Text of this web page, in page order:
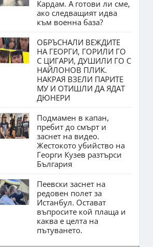
Кардам. А готови ли сме,
ако следващият идва
към военна база?
ОБРЪСНАЛИ ВЕЖДИТЕ
НА ГЕОРГИ, ГОРИЛИ ГО
С ЦИГАРИ, ДУШИЛИ ГО С
НАЙЛОНОВ ПЛИК.
НАКРАЯ ВЗЕЛИ ПАРИТЕ
МУ И ОТИШЛИ ДА ЯДАТ
ДЮНЕРИ
Подмамен в капан,
пребит до смърт и
заснет на видео.
Жестокото убийство на
Георги Кузев разтърси
България
Пеевски заснет на
редовен полет за
Истанбул. Остават
въпросите кой плаща и
каква е целта на
пътуването.